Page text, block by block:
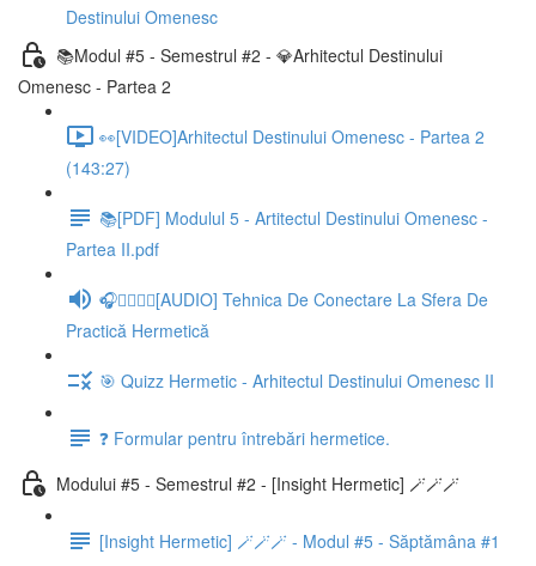
Destinului Omenesc
📚Modul #5 - Semestrul #2 - 💎Arhitectul Destinului
Omenesc - Partea 2
👀[VIDEO]Arhitectul Destinului Omenesc - Partea 2
(143:27)
📚[PDF] Modulul 5 - Artitectul Destinului Omenesc -
Partea II.pdf
🎧🧘‍♂️🧘‍♀️[AUDIO] Tehnica De Conectare La Sfera De
Practică Hermetică
🎯 Quizz Hermetic - Arhitectul Destinului Omenesc II
❓ Formular pentru întrebări hermetice.
Modului #5 - Semestrul #2 - [Insight Hermetic] 🪄🪄🪄
[Insight Hermetic] 🪄🪄🪄 - Modul #5 - Săptămâna #1